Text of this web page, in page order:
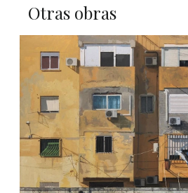
Otras obras